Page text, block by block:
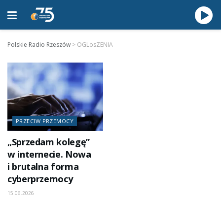
Polskie Radio Rzeszów > OGLosZENIA
PRZECIW PRZEMOCY
„Sprzedam kolegę”
w internecie. Nowa
i brutalna forma
cyberprzemocy
15.06.2026